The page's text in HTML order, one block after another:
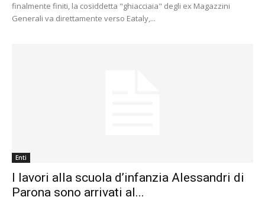
finalmente finiti, la cosiddetta "ghiacciaia" degli ex Magazzini
Generali va direttamente verso Eataly,...
Enti
I lavori alla scuola d’infanzia Alessandri di
Parona sono arrivati al...